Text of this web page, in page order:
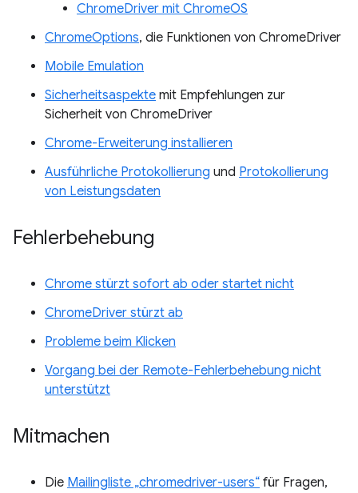
ChromeDriver mit ChromeOS
ChromeOptions, die Funktionen von ChromeDriver
Mobile Emulation
Sicherheitsaspekte mit Empfehlungen zur
Sicherheit von ChromeDriver
Chrome-Erweiterung installieren
Ausführliche Protokollierung und Protokollierung
von Leistungsdaten
Fehlerbehebung
Chrome stürzt sofort ab oder startet nicht
ChromeDriver stürzt ab
Probleme beim Klicken
Vorgang bei der Remote-Fehlerbehebung nicht
unterstützt
Mitmachen
Die Mailingliste „chromedriver-users“ für Fragen,